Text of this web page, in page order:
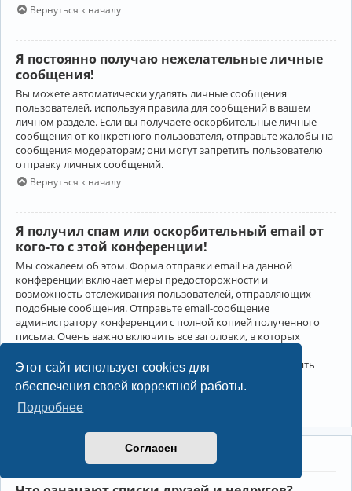
Этот сайт использует cookies для
обеспечения своей корректной работы.
Подробнее
Согласен
Вернуться к началу
Я постоянно получаю нежелательные личные
сообщения!
Вы можете автоматически удалять личные сообщения
пользователей, используя правила для сообщений в вашем
личном разделе. Если вы получаете оскорбительные личные
сообщения от конкретного пользователя, отправьте жалобы на
сообщения модераторам; они могут запретить пользователю
отправку личных сообщений.
Вернуться к началу
Я получил спам или оскорбительный email от
кого-то с этой конференции!
Мы сожалеем об этом. Форма отправки email на данной
конференции включает меры предосторожности и
возможность отслеживания пользователей, отправляющих
подобные сообщения. Отправьте email-сообщение
администратору конференции с полной копией полученного
письма. Очень важно включить все заголовки, в которых
Администратор конференции сможет в этом случае принять
меры.
Друзья и недруги